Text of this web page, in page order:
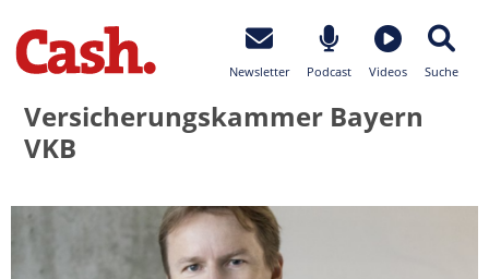
Newsletter Podcast Videos Suche
Versicherungskammer Bayern
VKB